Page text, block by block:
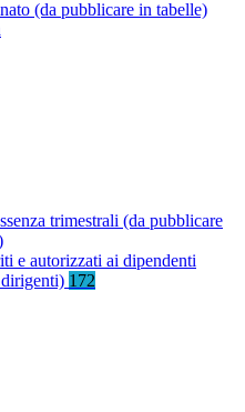
(da pubblicare in tabelle)
trimestrali (da pubblicare
e autorizzati ai dipendenti
172